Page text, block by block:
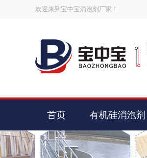
欢迎来到宝中宝消泡剂厂家！
首页 有机硅消泡剂